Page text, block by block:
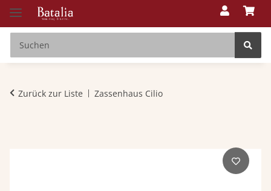
Zurück zur Liste Zassenhaus Cilio